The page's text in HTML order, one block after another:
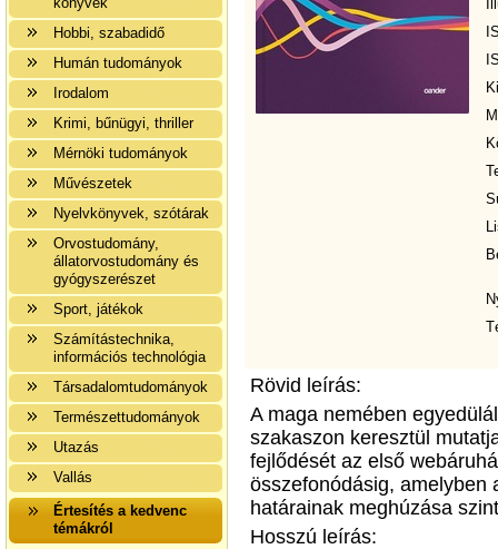
Hobbi, szabadidő
Humán tudományok
Irodalom
Krimi, bűnügyi, thriller
Mérnöki tudományok
Művészetek
Nyelvkönyvek, szótárak
Orvostudomány,
állatorvostudomány és
gyógyszerészet
Sport, játékok
Számítástechnika,
információs technológia
Társadalomtudományok
Természettudományok
Utazás
Vallás
Értesítés a kedvenc
témákról
Rövid leírás:
A maga nemében
szakaszon keresztül
fejlődését az első
összefonódásig, amelyben
határainak meghúzása
Hosszú leírás: